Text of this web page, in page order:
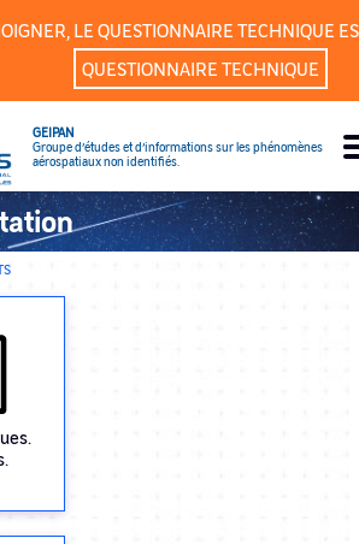
LE QUESTIONNAIRE TECHNIQUE
QUESTIONNAIRE TECHNIQUE
GEIPAN
Groupe d’études et d’informations sur les phénomènes
aérospatiaux non identifiés.